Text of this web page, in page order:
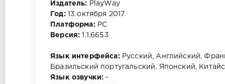
Издатель: PlayWay
Год: 13 октября 2017
Платформа: PC
Версия:1.1.6653
Язык интерфейса: Русский, Английский,
Бразильский португальский, Японский,
Язык озвучки: -